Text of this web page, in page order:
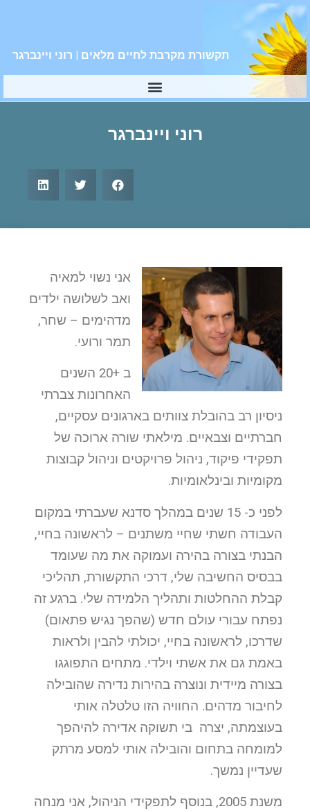
תקשורת מקרבת לחיים מלאים | רוני ויינברגר
רוני ויינברגר
אני נשוי למאיה
ואב לשלושה ילדים
מדהימים – שחר,
תמר ורועי.
ב +20 השנים
האחרונות צברתי
ניסיון רב בהובלת צוותים בארגונים עסקיים,
חברתיים וצבאיים. מילאתי שורה ארוכה של
תפקידי פיקוד, ניהול פרויקטים וניהול קבוצות
מקומיות ובינלאומיות.
לפני כ- 15 שנים במהלך סדנא שעברתי במקום
העבודה חשתי שחיי משתנים – לראשונה בחיי,
הבנתי בצורה בהירה ועמוקה את מה שעומד
בבסיס החשיבה שלי, דרכי התקשורת, תהליכי
קבלת ההחלטות ותהליך הלמידה שלי. ברגע זה
נפתח עבורי עולם חדש (שהפך נגיש פתאום)
שדרכו, לראשונה בחיי, יכולתי להבין ולראות
באמת גם את אשתי וילדי. מתחים התפוגגו
בצורה מיידית ונוצרה בהירות נדירה שהובילה
לחיבור מדהים. החוויה הזו טלטלה אותי
בעוצמתה, יצרה בי תשוקה אדירה להיהפך
למומחה בתחום והובילה אותי למסע מרתק
שעדיין נמשך.
משנת 2005, בנוסף לתפקידי הניהול, אני מנחה